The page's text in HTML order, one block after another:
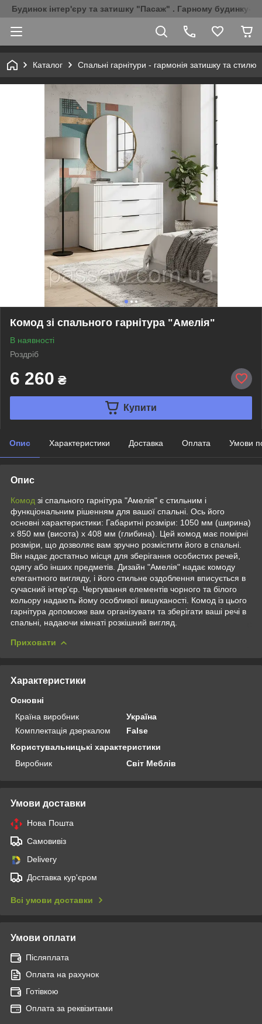
Будинок інтер'єру та затишку "Пасаж" . Гарному будинку-
Каталог Спальні гарнітури - гармонія затишку та стилю
Комод зі спального гарнітура "Амелія"
В наявності
Роздріб
6 260 ₴
Купити
Опис Характеристики Доставка Оплата Умови
Опис
Комод зі спального гарнітура "Амелія" є стильним і
функціональним рішенням для вашої спальні. Ось його
основні характеристики: Габаритні розміри: 1050 мм (ширина)
x 850 мм (висота) x 408 мм (глибина). Цей комод має помірні
розміри, що дозволяє вам зручно розмістити його в спальні.
Він надає достатньо місця для зберігання особистих речей,
одягу або інших предметів. Дизайн "Амелія" надає комоду
елегантного вигляду, і його стильне оздоблення вписується в
сучасний інтер'єр. Чергування елементів чорного та білого
кольору надають йому особливої вишуканості. Комод із цього
гарнітура допоможе вам організувати та зберігати ваші речі в
спальні, надаючи кімнаті розкішний вигляд.
Приховати
Характеристики
Основні
Країна виробник
Україна
Комплектація дзеркалом
False
Користувальницькі характеристики
Виробник
Світ Меблів
Умови доставки
Нова Пошта
Самовивіз
Delivery
Доставка кур'єром
Всі умови доставки
Умови оплати
Післяплата
Оплата на рахунок
Готівкою
Оплата за реквізитами